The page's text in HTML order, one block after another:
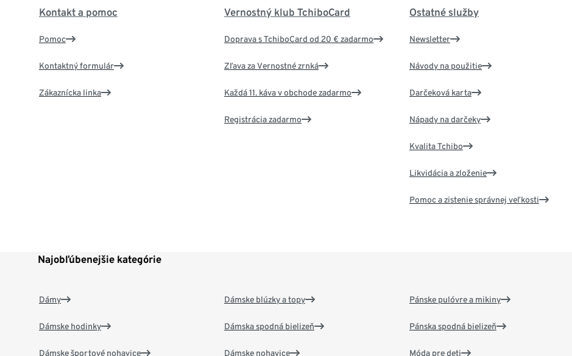
Kontakt a pomoc
Pomoc
Kontaktný formulár
Zákaznícka linka
Vernostný klub TchiboCard
Doprava s TchiboCard od 20 € zadarmo
Zľava za Vernostné zrnká
Každá 11. káva v obchode zadarmo
Registrácia zadarmo
Ostatné služby
Newsletter
Návody na použitie
Darčeková karta
Nápady na darčeky
Kvalita Tchibo
Likvidácia a zloženie
Pomoc a zistenie správnej veľkosti
Najobľúbenejšie kategórie
Dámy
Dámske hodinky
Dámske športové nohavice
Dámske blúzky a topy
Dámska spodná bielizeň
Dámske nohavice
Pánske pulóvre a mikiny
Pánska spodná bielizeň
Móda pre deti